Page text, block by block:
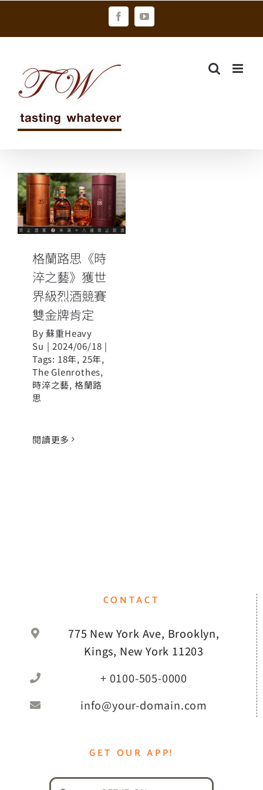
FacebookYouTube
格蘭路思《時
淬之藝》獲世
界級烈酒競賽
格蘭路思《時
淬之藝》獲世
界級烈酒競賽
雙金牌肯定
By蘇重Heavy
Su | 2024/06/18 |
Tags: 18年, 25年,
The Glenrothes,
時淬之藝, 格蘭路
思
閱讀更多
CONTACT
775 New York Ave, Brooklyn,
Kings, New York 11203
+ 0100-505-0000
info@your-domain.com
GET OUR APP!